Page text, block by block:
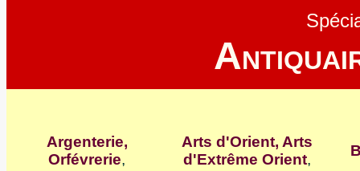
A
Argenterie,
Orfévrerie,
Arts d'Orient, Arts
d'Extrême Orient,